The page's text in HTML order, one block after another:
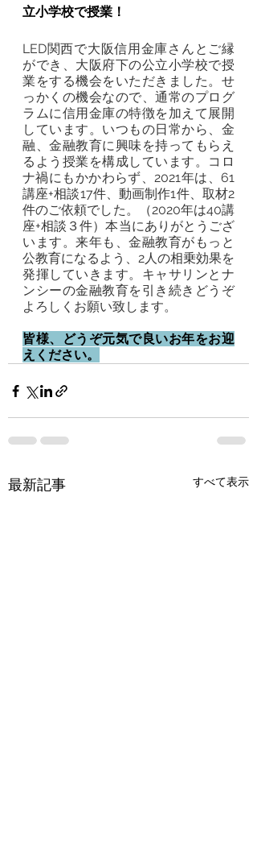
立小学校で授業！
LED関西で大阪信用金庫さんとご縁
ができ、大阪府下の公立小学校で授
業をする機会をいただきました。せ
っかくの機会なので、通常のプログ
ラムに信用金庫の特徴を加えて展開
しています。いつもの日常から、金
融、金融教育に興味を持ってもらえ
るよう授業を構成しています。コロ
ナ禍にもかかわらず、2021年は、61
講座+相談17件、動画制作1件、取材2
件のご依頼でした。（2020年は40講
座+相談３件）本当にありがとうござ
います。来年も、金融教育がもっと
公教育になるよう、2人の相乗効果を
発揮していきます。キャサリンとナ
ンシーの金融教育を引き続きどうぞ
よろしくお願い致します。
皆様、どうぞ元気で良いお年をお迎
えください。
最新記事 すべて表示